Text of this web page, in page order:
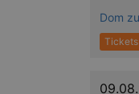
Dom
Tickets